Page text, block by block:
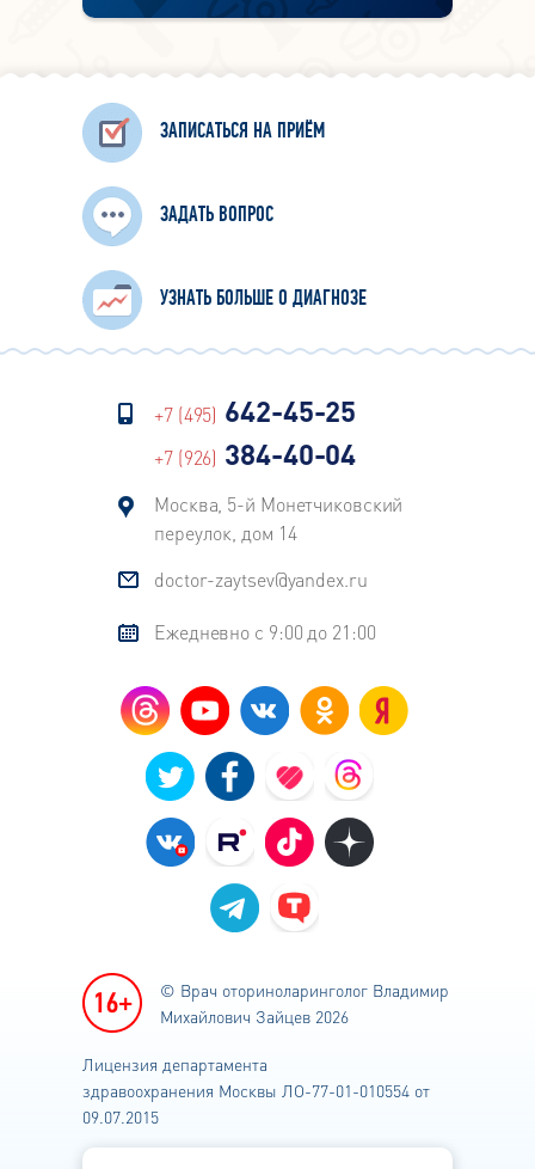
ЗАПИСАТЬСЯ НА ПРИЁМ
ЗАДАТЬ ВОПРОС
УЗНАТЬ БОЛЬШЕ О ДИАГНОЗЕ
+7 (495) 642-45-25
+7 (926) 384-40-04
Москва, 5-й Монетчиковский
переулок, дом 14
doctor-zaytsev@yandex.ru
Ежедневно с 9:00 до 21:00
© Врач оториноларинголог Владимир
Михайлович Зайцев 2026
Лицензия департамента
здравоохранения Москвы ЛО-77-01-010554 от
09.07.2015